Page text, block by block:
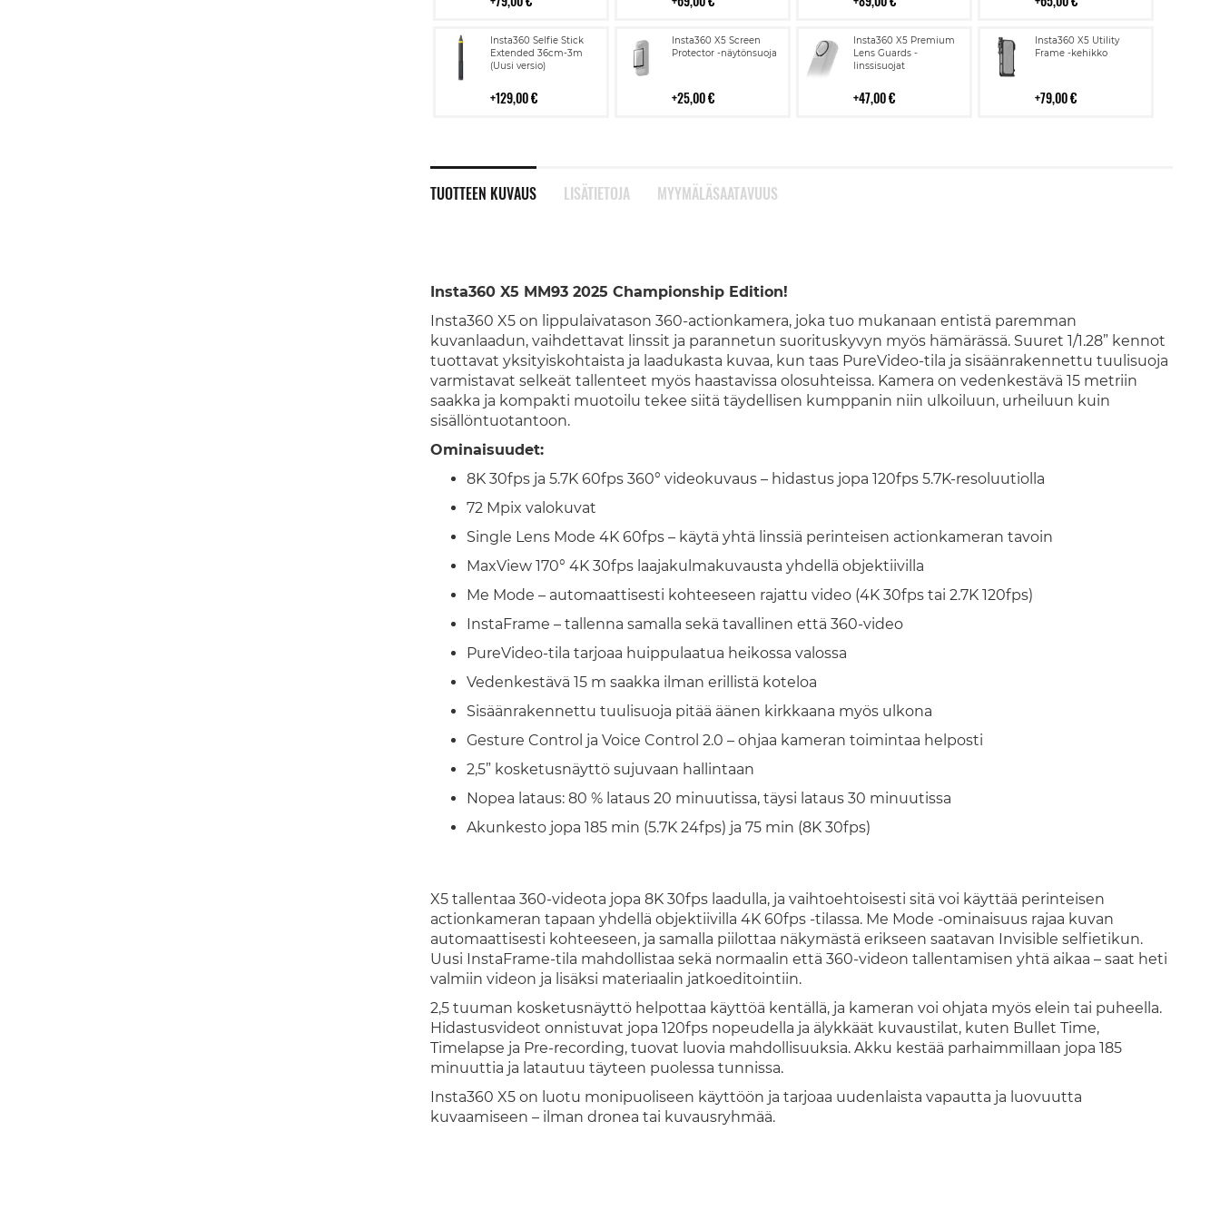
Insta360 Selfie Stick
Extended 36cm-3m
(Uusi versio)
129,00 €
Lisää
ostoskoriin
Insta360 X5 Screen
Protector -näytönsuoja
25,00 €
Lisää
ostoskoriin
Insta360 X5 Premium
Lens Guards -
linssisuojat
47,00 €
Lisää
ostoskoriin
Insta360 X5 Utility
Frame -kehikko
79,00 €
Lisää
ostoskoriin
TUOTTEEN KUVAUS
Insta360 X5 MM93 2025 Championship Edition!
Insta360 X5 on lippulaivatason 360-actionkamera, joka tuo mukanaan entistä paremman
kuvanlaadun, vaihdettavat linssit ja parannetun suorituskyvyn myös hämärässä. Suuret 1/1.28” kennot
tuottavat yksityiskohtaista ja laadukasta kuvaa, kun taas PureVideo-tila ja sisäänrakennettu tuulisuoja
varmistavat selkeät tallenteet myös haastavissa olosuhteissa. Kamera on vedenkestävä 15 metriin
saakka ja kompakti muotoilu tekee siitä täydellisen kumppanin niin ulkoiluun, urheiluun kuin
sisällöntuotantoon.
Ominaisuudet:
8K 30fps ja 5.7K 60fps 360° videokuvaus – hidastus jopa 120fps 5.7K-resoluutiolla
72 Mpix valokuvat
Single Lens Mode 4K 60fps – käytä yhtä linssiä perinteisen actionkameran tavoin
MaxView 170° 4K 30fps laajakulmakuvausta yhdellä objektiivilla
Me Mode – automaattisesti kohteeseen rajattu video (4K 30fps tai 2.7K 120fps)
InstaFrame – tallenna samalla sekä tavallinen että 360-video
PureVideo-tila tarjoaa huippulaatua heikossa valossa
Vedenkestävä 15 m saakka ilman erillistä koteloa
Sisäänrakennettu tuulisuoja pitää äänen kirkkaana myös ulkona
Gesture Control ja Voice Control 2.0 – ohjaa kameran toimintaa helposti
2,5” kosketusnäyttö sujuvaan hallintaan
Nopea lataus: 80 % lataus 20 minuutissa, täysi lataus 30 minuutissa
Akunkesto jopa 185 min (5.7K 24fps) ja 75 min (8K 30fps)
X5 tallentaa 360-videota jopa 8K 30fps laadulla, ja vaihtoehtoisesti sitä voi käyttää perinteisen
actionkameran tapaan yhdellä objektiivilla 4K 60fps -tilassa. Me Mode -ominaisuus rajaa kuvan
automaattisesti kohteeseen, ja samalla piilottaa näkymästä erikseen saatavan Invisible selfietikun.
Uusi InstaFrame-tila mahdollistaa sekä normaalin että 360-videon tallentamisen yhtä aikaa – saat heti
valmiin videon ja lisäksi materiaalin jatkoeditointiin.
2,5 tuuman kosketusnäyttö helpottaa käyttöä kentällä, ja kameran voi ohjata myös elein tai puheella.
Hidastusvideot onnistuvat jopa 120fps nopeudella ja älykkäät kuvaustilat, kuten Bullet Time,
Timelapse ja Pre-recording, tuovat luovia mahdollisuuksia. Akku kestää parhaimmillaan jopa 185
minuuttia ja latautuu täyteen puolessa tunnissa.
Insta360 X5 on luotu monipuoliseen käyttöön ja tarjoaa uudenlaista vapautta ja luovuutta
kuvaamiseen – ilman dronea tai kuvausryhmää.
LISÄTIETOJA MYYMÄLÄSAATAVUUS